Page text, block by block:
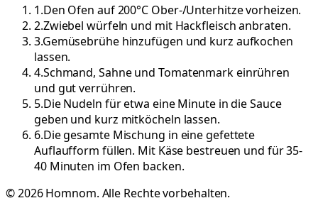
1.Den Ofen auf 200°C Ober-/Unterhitze vorheizen.
2.Zwiebel würfeln und mit Hackfleisch anbraten.
3.Gemüsebrühe hinzufügen und kurz aufkochen
lassen.
4.Schmand, Sahne und Tomatenmark einrühren
und gut verrühren.
5.Die Nudeln für etwa eine Minute in die Sauce
geben und kurz mitköcheln lassen.
6.Die gesamte Mischung in eine gefettete
Auflaufform füllen. Mit Käse bestreuen und für 35-
40 Minuten im Ofen backen.
©2026Homnom. Alle Rechte vorbehalten.